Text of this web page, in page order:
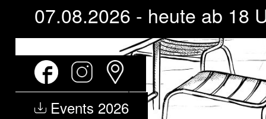
07.08.2026 - heute ab 18
Events 2026